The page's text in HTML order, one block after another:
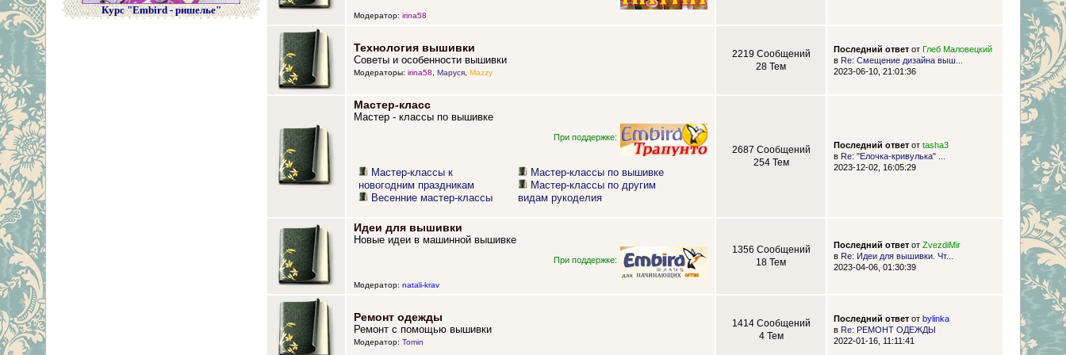
Курс "Embird - ришелье" Модератор: irina58
Технология вышивки
Советы и особенности вышивки
Модераторы: irina58, Маруся, Mazzy
2219 Сообщений
28 Тем
Последний ответот Глеб Маловецкий
в Re: Смещение дизайна выш...
2023-06-10, 21:01:36
Мастер-класс
Мастер - классы по вышивке
При поддержке:
Мастер-классы к
новогодним праздникам
Весенние мастер-классы
Мастер-классы по вышивке
Мастер-классы по другим
видам рукоделия
2687 Сообщений
254 Тем
Последний ответот tasha3
в Re: "Елочка-кривулька" ...
2023-12-02, 16:05:29
Идеи для вышивки
Новые идеи в машинной вышивке
При поддержке:
Модератор: natali-krav
1356 Сообщений
18 Тем
Последний ответот ZvezdiMir
в Re: Идеи для вышивки. Чт...
2023-04-06, 01:30:39
Ремонт одежды
Ремонт с помощью вышивки
Модератор: Tomin
1414 Сообщений
4 Тем
Последний ответот bylinka
в Re: РЕМОНТ ОДЕЖДЫ
2022-01-16, 11:11:41